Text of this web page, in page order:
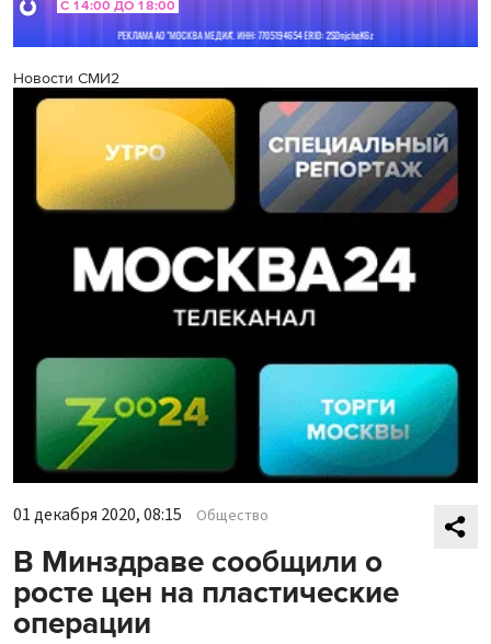
Новости СМИ2
01 декабря 2020, 08:15 Общество
В Минздраве сообщили о
росте цен на пластические
операции